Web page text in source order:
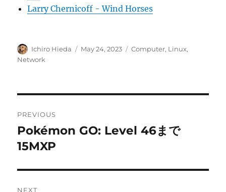
Larry Chernicoff - Wind Horses
Author
Ichiro Hieda
Posted
May 24, 2023 Categories
Computer, Linux,
Network
navigation
PREVIOUS
Previous
post:
Pokémon GO: Level 46まで
15MXP
NEXT